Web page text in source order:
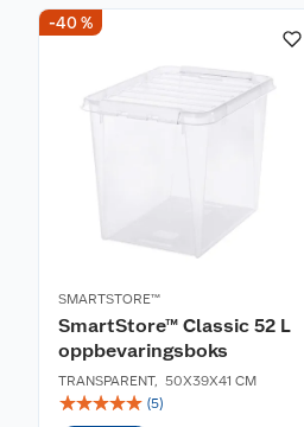
-40 %
SMARTSTORE™
SmartStore™ Classic 52 L
oppbevaringsboks
TRANSPARENT, 50X39X41 CM
☆☆☆☆☆ (5)